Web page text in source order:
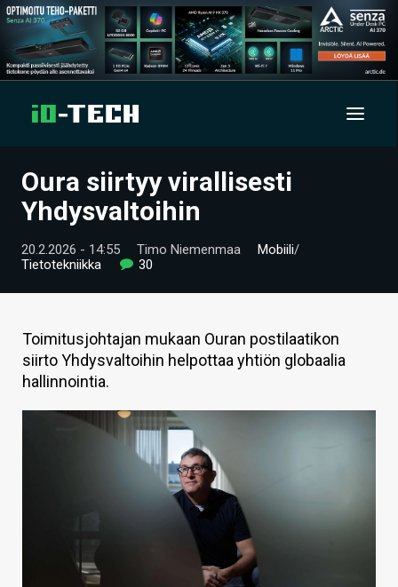
UUTISET
VIDEOT
TIETOA
HINTA.FI
Oura siirtyy virallisesti
Yhdysvaltoihin
20.2.2026 - 14:55 Timo Niemenmaa Mobiili/
Tietotekniikka
30
Toimitusjohtajan mukaan Ouran postilaatikon
siirto Yhdysvaltoihin helpottaa yhtiön globaalia
hallinnointia.